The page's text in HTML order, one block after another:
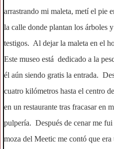
arrastrando mi maleta, metí el pie
la calle donde plantan los árboles
testigos. Al dejar la maleta en el
Este museo está dedicado a la
él aún siendo gratis la entrada.
cuatro kilómetros hasta el centro
en un restaurante tras fracasar en
pulpería. Después de cenar me
moza del Meetic me contó que era